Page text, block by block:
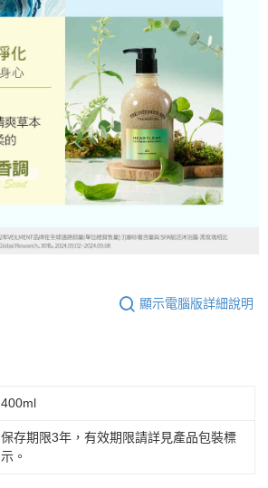
顯示電腦版詳細說明
400ml
保存期限3年，有效期限請詳見產品包裝標
示。